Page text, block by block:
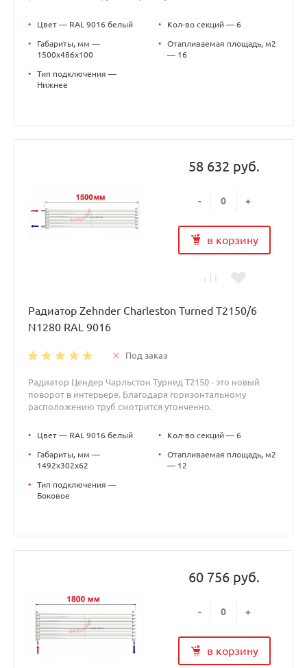
• Цвет — RAL 9016 белый
•
Габариты, мм —
1500x486x100
•
Тип подключения —
Нижнее
• Кол-во секций — 6
•
Отапливаемая площадь, м2
— 16
58 632 руб.
- +
в корзину
Радиатор Zehnder Charleston Turned T2150/6
N1280 RAL 9016
Под заказ
Радиатор Цендер Чарльстон Турнед T2150 - это новый
поворот в интерьере. Благодаря горизонтальному
расположению труб смотрится утонченно.
• Цвет — RAL 9016 белый
•
Габариты, мм —
1492x302x62
•
Тип подключения —
Боковое
• Кол-во секций — 6
•
Отапливаемая площадь, м2
— 12
60 756 руб.
- +
в корзину